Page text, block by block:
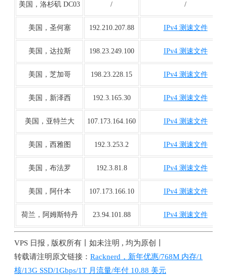
美国，洛杉矶 DC03 / /
美国，圣何塞 192.210.207.88 IPv4 测速文件
美国，达拉斯 198.23.249.100 IPv4 测速文件
美国，芝加哥 198.23.228.15 IPv4 测速文件
美国，新泽西 192.3.165.30 IPv4 测速文件
美国，亚特兰大 107.173.164.160 IPv4 测速文件
美国，西雅图 192.3.253.2 IPv4 测速文件
美国，布法罗 192.3.81.8 IPv4 测速文件
美国，阿什本 107.173.166.10 IPv4 测速文件
荷兰，阿姆斯特丹 23.94.101.88 IPv4 测速文件
VPS 日报 , 版权所有丨如未注明 , 均为原创丨
转载请注明原文链接： Racknerd，新年优惠/768M 内存/1
核/13G SSD/1Gbps/1T 月流量/年付 10.88 美元